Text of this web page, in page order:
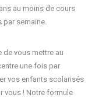
au moins de cours
semaine.
de vous mettre au
une fois par
vos enfants scolarisés
vous ! Notre formule